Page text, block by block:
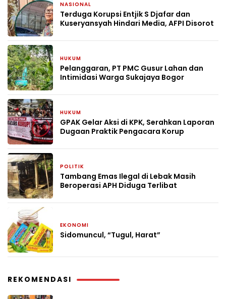
NASIONAL
Terduga Korupsi Entjik S Djafar dan
Kuseryansyah Hindari Media, AFPI Disorot
HUKUM
Pelanggaran, PT PMC Gusur Lahan dan
Intimidasi Warga Sukajaya Bogor
HUKUM
GPAK Gelar Aksi di KPK, Serahkan Laporan
Dugaan Praktik Pengacara Korup
POLITIK
Tambang Emas Ilegal di Lebak Masih
Beroperasi APH Diduga Terlibat
EKONOMI
Sidomuncul, “Tugul, Harat”
REKOMENDASI